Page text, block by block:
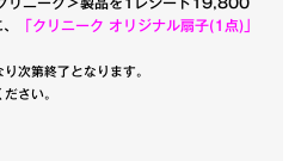
「クリニーク オリジナル扇子(1点)」
次第終了となります。
さい。